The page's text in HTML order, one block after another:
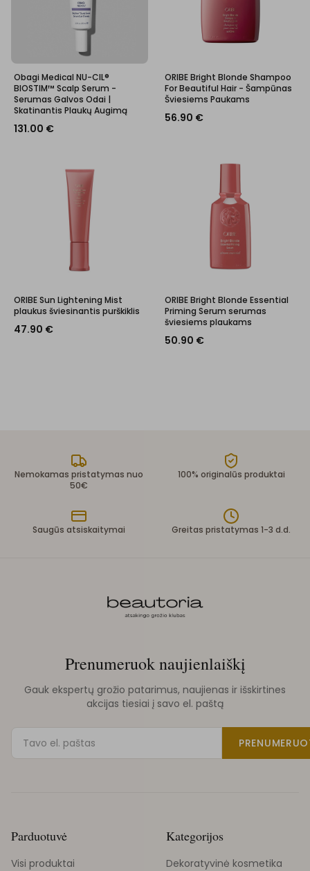
Obagi Medical NU-CIL®
BIOSTIM™ Scalp Serum -
Serumas Galvos Odai |
Skatinantis Plaukų Augimą
131.00 €
ORIBE Bright Blonde Shampoo
For Beautiful Hair - Šampūnas
Šviesiems Paukams
56.90 €
ORIBE Sun Lightening Mist
plaukus šviesinantis purškiklis
47.90 €
ORIBE Bright Blonde Essential
Priming Serum serumas
šviesiems plaukams
50.90 €
Nemokamas pristatymas nuo
50€
100% originalūs produktai
Saugūs atsiskaitymai Greitas pristatymas 1-3 d.d.
Prenumeruok naujienlaiškį
Gauk ekspertų grožio patarimus, naujienas ir išskirtines
akcijas tiesiai į savo el. paštą
Parduotuvė
Visi produktai
Kategorijos
Dekoratyvinė kosmetika